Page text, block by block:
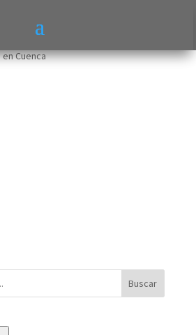
Buscar